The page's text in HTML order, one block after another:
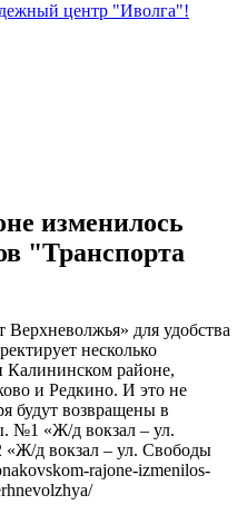
центр "Иволга"!
изменилось
"Транспорта
для удобства
несколько
Калининском районе,
и Редкино. И это не
будут возвращены в
№1 «Ж/д вокзал – ул.
д вокзал – ул. Свободы
rajone-izmenilos-